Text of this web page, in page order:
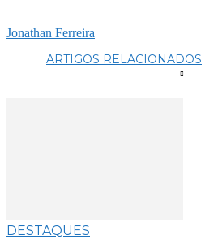
Jonathan Ferreira
ARTIGOS RELACIONADOS
DESTAQUES